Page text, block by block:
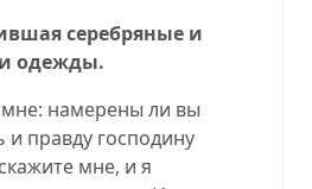
серебряные и
одежды.
намерены ли вы
и правду господину
мне, и я